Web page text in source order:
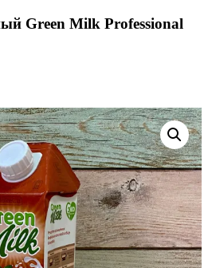
Green Milk Professional